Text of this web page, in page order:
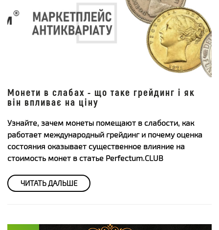
Монети в слабах - що таке грейдинг і як
він впливає на ціну
Узнайте, зачем монеты помещают в слабости, как
работает международный грейдинг и почему оценка
состояния оказывает существенное влияние на
стоимость монет в статье Perfectum.CLUB
ЧИТАТЬ ДАЛЬШЕ